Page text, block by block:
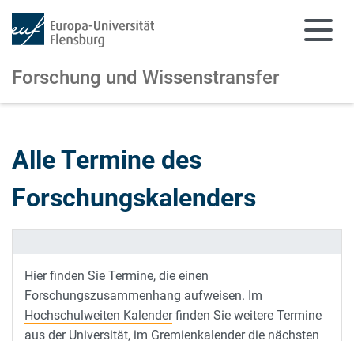
Forschung und Wissenstransfer
Alle Termine des
Forschungskalenders
Hier finden Sie Termine, die einen
Forschungszusammenhang aufweisen. Im
Hochschulweiten Kalenderfinden Sie weitere Termine
aus der Universität, im Gremienkalenderdie nächsten